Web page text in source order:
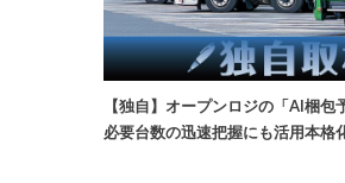
【独自】オープンロジの「AI梱包
必要台数の迅速把握にも活用本格